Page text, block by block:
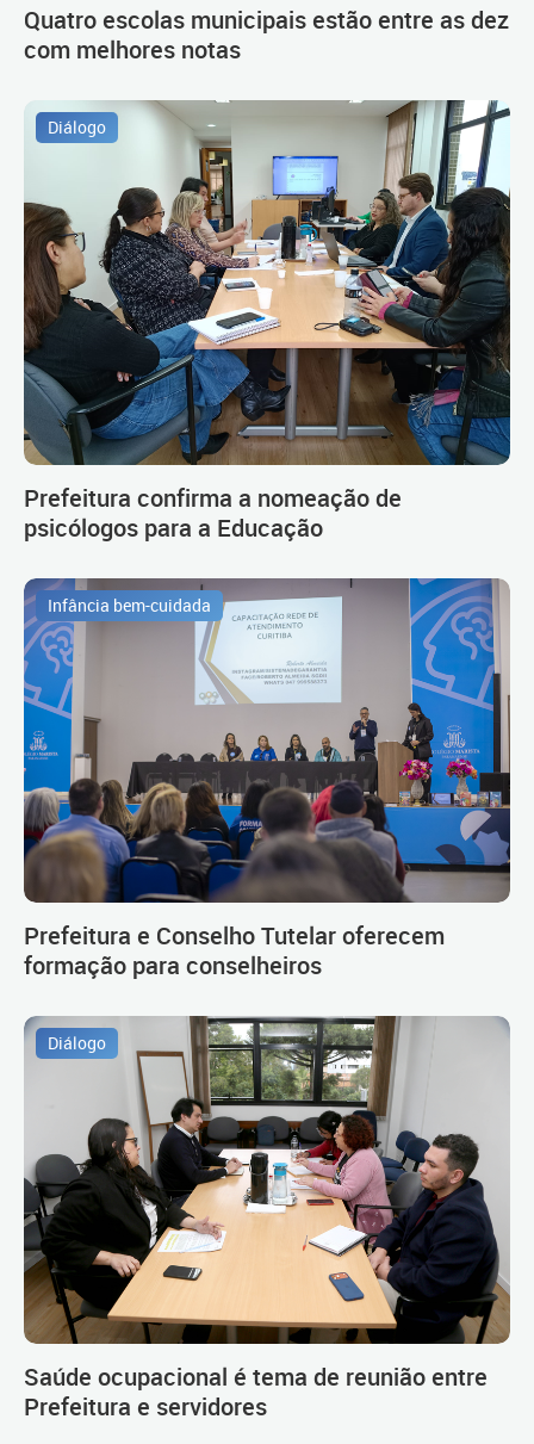
Quatro escolas municipais estão entre as dez
com melhores notas
Diálogo
Prefeitura confirma a nomeação de
psicólogos para a Educação
Infância bem-cuidada
Prefeitura e Conselho Tutelar oferecem
formação para conselheiros
Diálogo
Saúde ocupacional é tema de reunião entre
Prefeitura e servidores